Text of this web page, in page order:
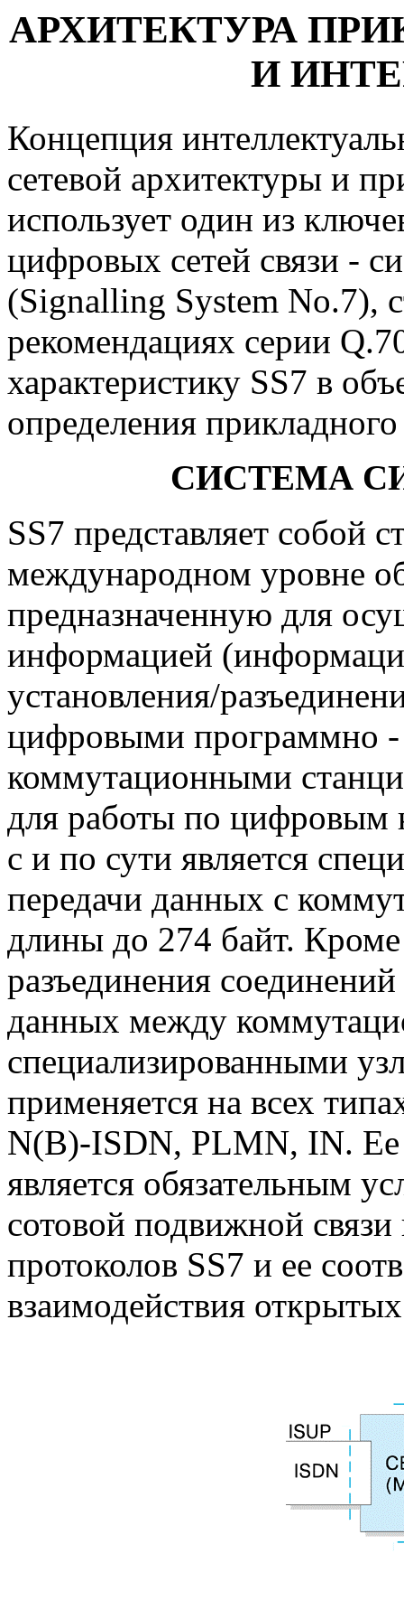
АРХИТЕКТУРА
И
Концепция
сетевой архитектуры и
использует один из
цифровых сетей связи -
(Signalling System No.7),
рекомендациях серии
характеристику SS7 в
определения
СИСТЕМА
SS7 представляет собой
международном уровне
предназначенную для
информацией
установления/
цифровыми программно
коммутационными
для работы по цифровым
с и по сути является
передачи данных с
длины до 274 байт.
разъединения
данных между
специализированными
применяется на всех
N(B)-ISDN, PLMN, IN. Ее
является обязательным
сотовой подвижной
протоколов SS7 и ее
взаимодействия